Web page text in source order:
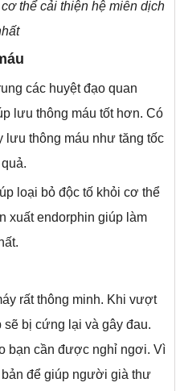
thể cải thiện hệ miễn dịch
các huyệt đạo quan
lưu thông máu tốt hơn. Có
thông máu như tăng tốc
loại bỏ độc tố khỏi cơ thể
xuất endorphin giúp làm
rất thông minh. Khi vượt
bị cứng lại và gây đau.
bạn cần được nghỉ ngơi. Vì
để giúp người già thư